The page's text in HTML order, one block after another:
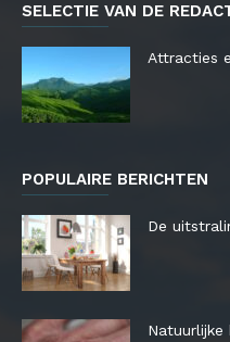
SELECTIE VAN DE
Attracties
POPULAIRE BERICHTEN
De